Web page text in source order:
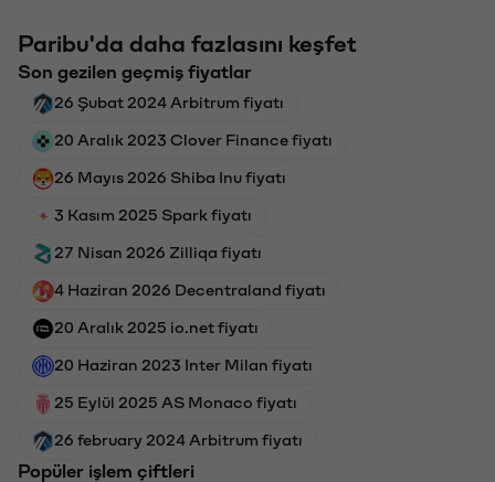
Paribu'da daha fazlasını keşfet
Son gezilen geçmiş fiyatlar
26 Şubat 2024 Arbitrum fiyatı
20 Aralık 2023 Clover Finance fiyatı
26 Mayıs 2026 Shiba Inu fiyatı
3 Kasım 2025 Spark fiyatı
27 Nisan 2026 Zilliqa fiyatı
4 Haziran 2026 Decentraland fiyatı
20 Aralık 2025 io.net fiyatı
20 Haziran 2023 Inter Milan fiyatı
25 Eylül 2025 AS Monaco fiyatı
26 february 2024 Arbitrum fiyatı
Popüler işlem çiftleri